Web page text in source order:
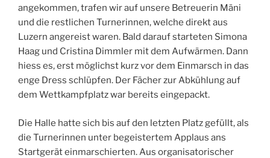
angekommen, trafen wir auf unsere Betreuerin Mäni
und die restlichen Turnerinnen, welche direkt aus
Luzern angereist waren. Bald darauf starteten Simona
Haag und Cristina Dimmler mit dem Aufwärmen. Dann
hiess es, erst möglichst kurz vor dem Einmarsch in das
enge Dress schlüpfen. Der Fächer zur Abkühlung auf
dem Wettkampfplatz war bereits eingepackt.
Die Halle hatte sich bis auf den letzten Platz gefüllt, als
die Turnerinnen unter begeistertem Applaus ans
Startgerät einmarschierten. Aus organisatorischer